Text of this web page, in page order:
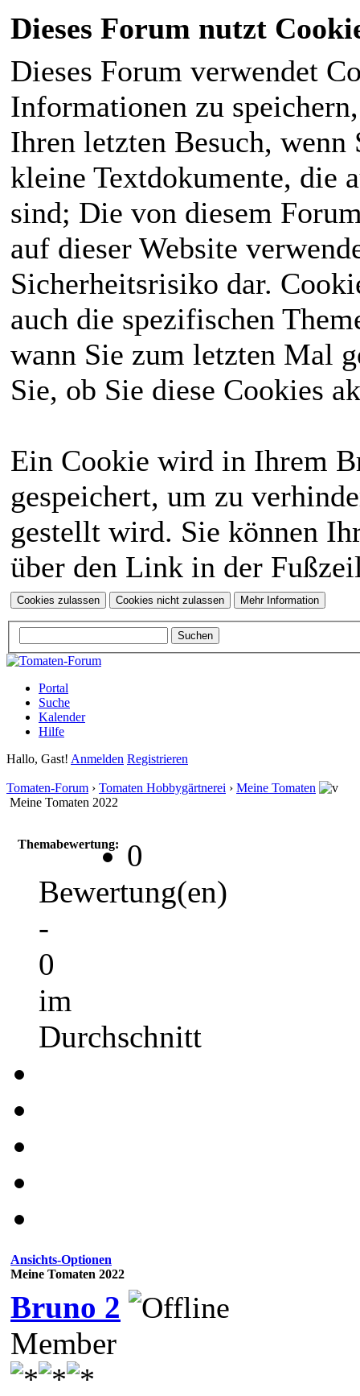
Dieses Forum nutzt
Dieses Forum verwendet
Informationen zu
Ihren letzten Besuch,
kleine Textdokumente, die
sind; Die von diesem
auf dieser Website
Sicherheitsrisiko dar.
auch die spezifischen
wann Sie zum letzten Mal
Sie, ob Sie diese Cookies
Ein Cookie wird in Ihrem
gespeichert, um zu
gestellt wird. Sie können
über den Link in der
Portal
Suche
Kalender
Hilfe
Hallo, Gast! Anmelden Registrieren
Tomaten-Forum › Tomaten Hobbygärtnerei › Meine Tomaten
Meine Tomaten 2022
Themabewertung:
0
Bewertung(en)
-
0
im
Durchschnitt
Ansichts-Optionen
Meine Tomaten 2022
Bruno 2
Member